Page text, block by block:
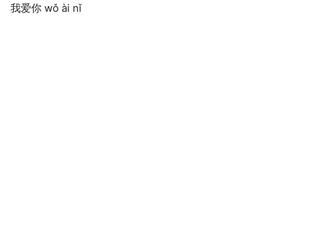
我爱你 wǒ ài nǐ